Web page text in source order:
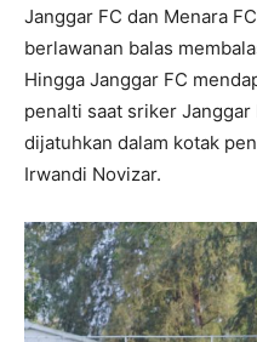
Janggar FC dan Menara
berlawanan balas
Hingga Janggar FC
penalti saat sriker Janggar
dijatuhkan dalam kotak
Irwandi Novizar.